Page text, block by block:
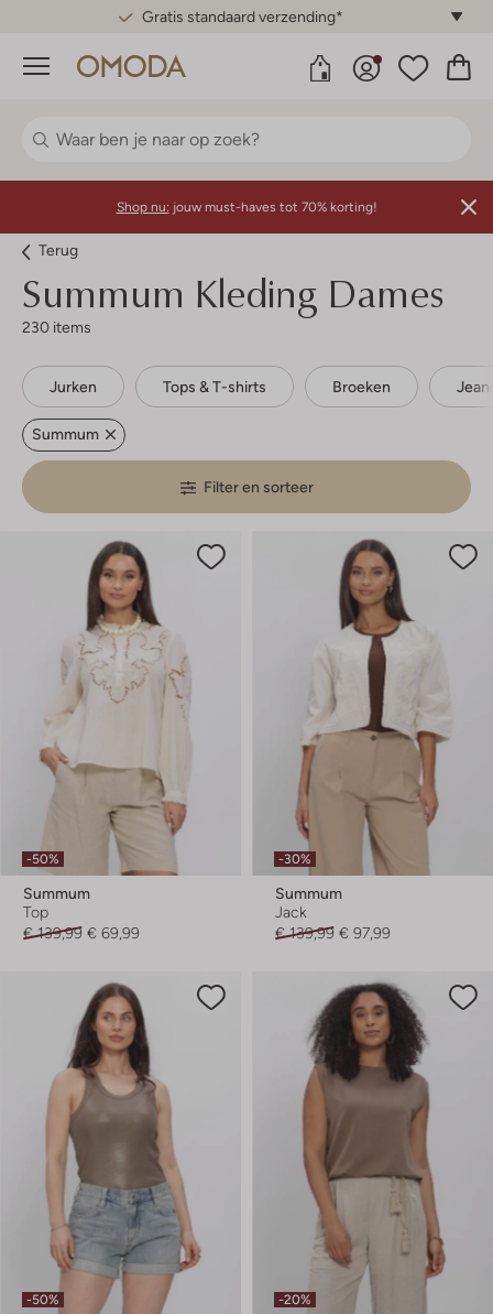
Gratis standaard verzending*
Menu
Shop nu: jouw must-haves tot 70% korting!
Terug
Summum Kleding Dames
230 items
Jurken Tops & T-shirts Broeken
Summum
Filter en sorteer
-50%
Summum
Top
€ 139,99 € 69,99
-30%
Summum
Jack
€ 139,99 € 97,99
-50% -20%